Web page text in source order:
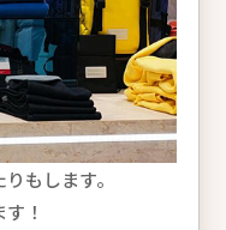
もします。
！